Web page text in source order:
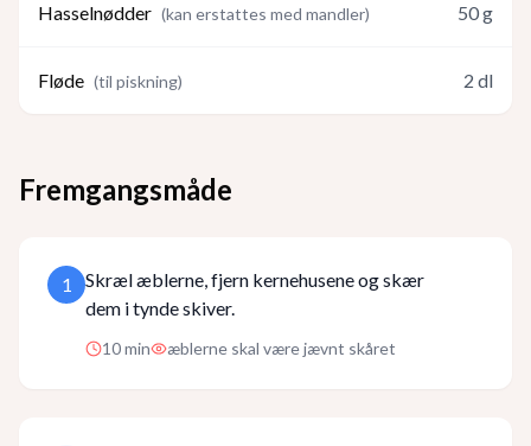
Hasselnødder (kan erstattes med mandler) 50g
Fløde (til piskning) 2 dl
Fremgangsmåde
1
Skræl æblerne, fjern kernehusene og skær
dem i tynde skiver.
10min æblerne skal være jævnt skåret